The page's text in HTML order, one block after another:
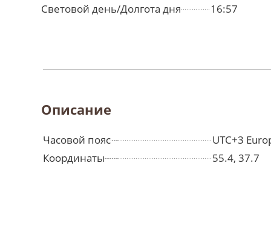
Световой день/Долгота дня
16:57
Описание
Часовой пояс
UTC+3
Координаты
55.4, 37.7